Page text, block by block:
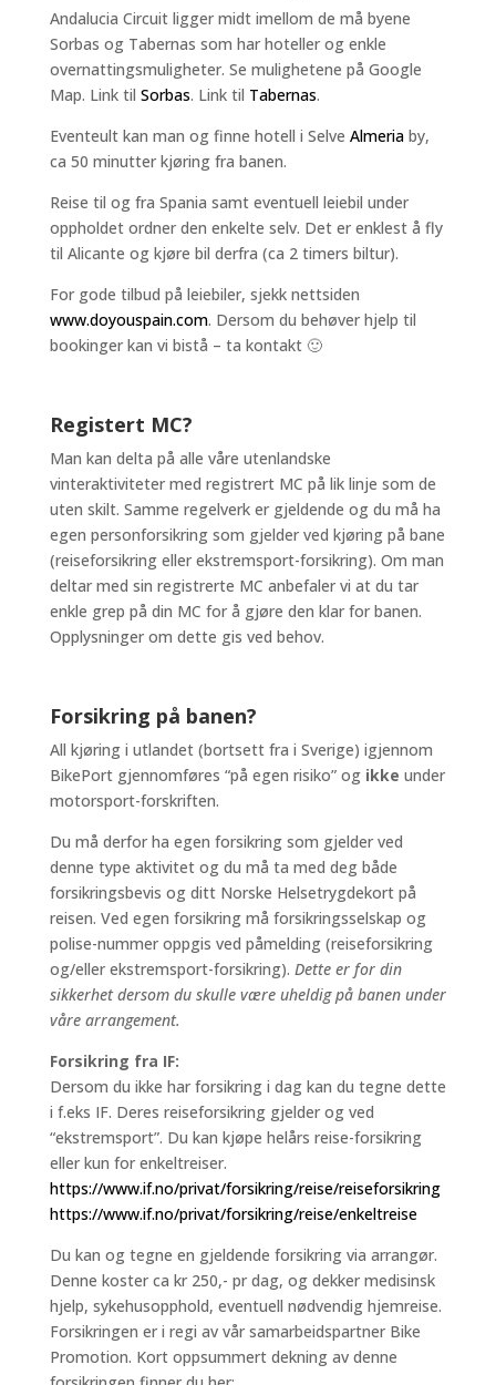
Andalucia Circuit ligger midt imellom de må byene
Sorbas og Tabernas som har hoteller og enkle
overnattingsmuligheter. Se mulighetene på Google
Map. Link til Sorbas. Link til Tabernas.
Eventeult kan man og finne hotell i Selve Almeriaby,
ca 50 minutter kjøring fra banen.
Reise til og fra Spania samt eventuell leiebil under
oppholdet ordner den enkelte selv. Det er enklest å fly
til Alicante og kjøre bil derfra (ca 2 timers biltur).
For gode tilbud på leiebiler, sjekk nettsiden
www.doyouspain.com. Dersom du behøver hjelp til
bookinger kan vi bistå – ta kontakt 🙂
Registert MC?
Man kan delta på alle våre utenlandske
vinteraktiviteter med registrert MC på lik linje som de
uten skilt. Samme regelverk er gjeldende og du må ha
egen personforsikring som gjelder ved kjøring på bane
(reiseforsikring eller ekstremsport-forsikring). Om man
deltar med sin registrerte MC anbefaler vi at du tar
enkle grep på din MC for å gjøre den klar for banen.
Opplysninger om dette gis ved behov.
Forsikring på banen?
All kjøring i utlandet (bortsett fra i Sverige) igjennom
BikePort gjennomføres “på egen risiko” og ikke under
motorsport-forskriften.
Du må derfor ha egen forsikring som gjelder ved
denne type aktivitet og du må ta med deg både
forsikringsbevis og ditt Norske Helsetrygdekort på
reisen. Ved egen forsikring må forsikringsselskap og
polise-nummer oppgis ved påmelding (reiseforsikring
og/eller ekstremsport-forsikring). Dette er for din
sikkerhet dersom du skulle være uheldig på banen under
våre arrangement.
Forsikring fra IF:
Dersom du ikke har forsikring i dag kan du tegne dette
i f.eks IF. Deres reiseforsikring gjelder og ved
“ekstremsport”. Du kan kjøpe helårs reise-forsikring
eller kun for enkeltreiser.
https://www.if.no/privat/forsikring/reise/reiseforsikring
https://www.if.no/privat/forsikring/reise/enkeltreise
Du kan og tegne en gjeldende forsikring via arrangør.
Denne koster ca kr 250,- pr dag, og dekker medisinsk
hjelp, sykehusopphold, eventuell nødvendig hjemreise.
Forsikringen er i regi av vår samarbeidspartner Bike
Promotion. Kort oppsummert dekning av denne